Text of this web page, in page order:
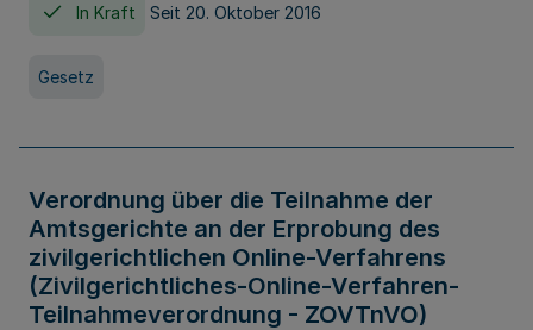
In Kraft Seit 20. Oktober 2016
Gesetz
Verordnung über die Teilnahme der
Amtsgerichte an der Erprobung des
zivilgerichtlichen Online-Verfahrens
(Zivilgerichtliches-Online-Verfahren-
Teilnahmeverordnung - ZOVTnVO)